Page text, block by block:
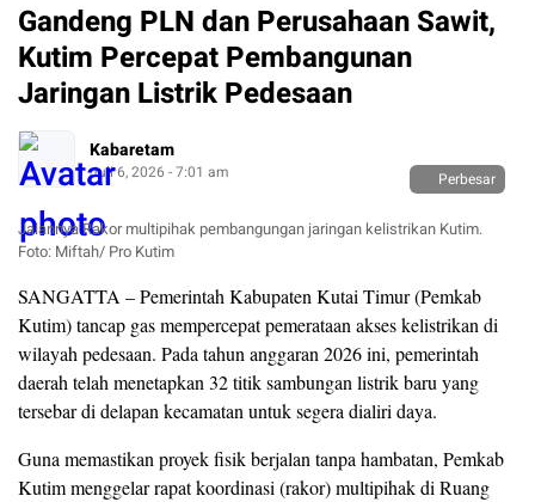
Gandeng PLN dan Perusahaan Sawit,
Kutim Percepat Pembangunan
Jaringan Listrik Pedesaan
Kabaretam
Juli 6, 2026 - 7:01 am Perbesar
Jalannya Rakor multipihak pembangungan jaringan kelistrikan Kutim.
Foto: Miftah/ Pro Kutim
SANGATTA – Pemerintah Kabupaten Kutai Timur (Pemkab
Kutim) tancap gas mempercepat pemerataan akses kelistrikan di
wilayah pedesaan. Pada tahun anggaran 2026 ini, pemerintah
daerah telah menetapkan 32 titik sambungan listrik baru yang
tersebar di delapan kecamatan untuk segera dialiri daya.
Guna memastikan proyek fisik berjalan tanpa hambatan, Pemkab
Kutim menggelar rapat koordinasi (rakor) multipihak di Ruang